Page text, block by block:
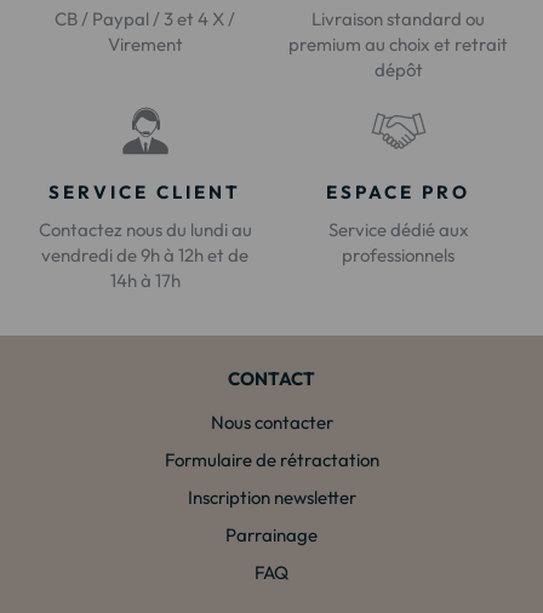
CB / Paypal / 3 et 4 X /
Virement
Livraison standard ou
premium au choix et retrait
dépôt
SERVICE CLIENT
Contactez nous du lundi au
vendredi de 9h à 12h et de
14h à 17h
ESPACE PRO
Service dédié aux
professionnels
CONTACT
Nous contacter
Formulaire de rétractation
Inscription newsletter
Parrainage
FAQ